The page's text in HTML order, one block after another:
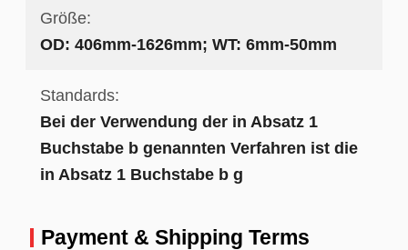
Größe:
OD: 406mm-1626mm; WT: 6mm-50mm
Standards:
Bei der Verwendung der in Absatz 1
Buchstabe b genannten Verfahren ist die
in Absatz 1 Buchstabe b g
Payment & Shipping Terms